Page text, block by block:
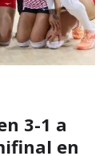
3-1 a
en